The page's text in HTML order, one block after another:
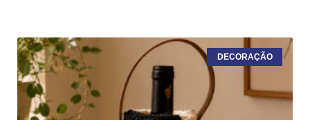
DECORAÇÃO